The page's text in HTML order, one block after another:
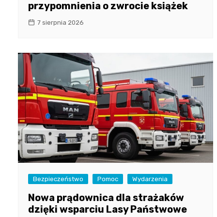
przypomnienia o zwrocie książek
7 sierpnia 2026
Bezpieczeństwo Pomoc Wydarzenia
Nowa prądownica dla strażaków
dzięki wsparciu Lasy Państwowe